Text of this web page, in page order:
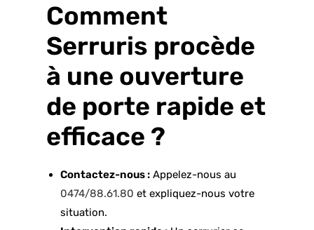
Comment
Serruris procède
à une ouverture
de porte rapide et
efficace ?
Contactez-nous :Appelez-nous au
0474/88.61.80 et expliquez-nous votre
situation.